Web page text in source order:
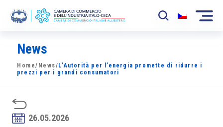
La Camera
News
Sviluppo Mercato
News
Home/ News/ L’Autorità per l’energia promette di ridurre i
prezzi per i grandi consumatori
26.05.2026